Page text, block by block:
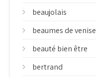
beaujolais
beaumes de venise
beauté bien être
bertrand